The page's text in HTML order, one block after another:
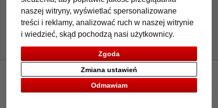
naszej witryny, wyświetlać spersonalizowane
treści i reklamy, analizować ruch w naszej witrynie
i wiedzieć, skąd pochodzą nasi użytkownicy.
Zgoda
Odmawiam
Zmiana ustawień
wyczyść wszystkie filtry
format: 42 x 59,4 cm (A2)
Newsletter